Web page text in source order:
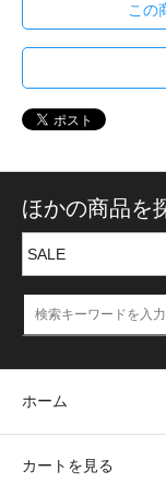
この
ほかの商品を
ホーム
カートを見る